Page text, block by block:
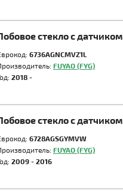
стекло с
6736AGNCMVZ1L
FUYAO (FYG)
2018 -
стекло с
6728AGSGYMVW
FUYAO (FYG)
2009 - 2016